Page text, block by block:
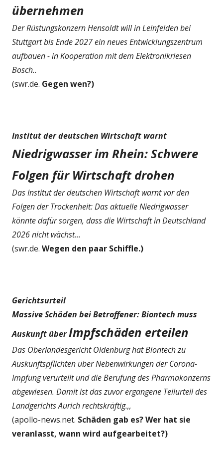
übernehmen
Der Rüstungskonzern Hensoldt will in Leinfelden bei
Stuttgart bis Ende 2027 ein neues Entwicklungszentrum
aufbauen - in Kooperation mit dem Elektronikriesen
Bosch..
(swr.de. Gegen wen?)
Institut der deutschen Wirtschaft warnt
Niedrigwasser im Rhein: Schwere
Folgen für Wirtschaft drohen
Das Institut der deutschen Wirtschaft warnt vor den
Folgen der Trockenheit: Das aktuelle Niedrigwasser
könnte dafür sorgen, dass die Wirtschaft in Deutschland
2026 nicht wächst...
(swr.de. Wegen den paar Schiffle.)
Gerichtsurteil
Massive Schäden bei Betroffener: Biontech muss
Auskunft überImpfschäden erteilen
Das Oberlandesgericht Oldenburg hat Biontech zu
Auskunftspflichten über Nebenwirkungen der Corona-
Impfung verurteilt und die Berufung des Pharmakonzerns
abgewiesen. Damit ist das zuvor ergangene Teilurteil des
Landgerichts Aurich rechtskräftig.,,
(apollo-news.net. Schäden gab es? Wer hat sie
veranlasst, wann wird aufgearbeitet?)